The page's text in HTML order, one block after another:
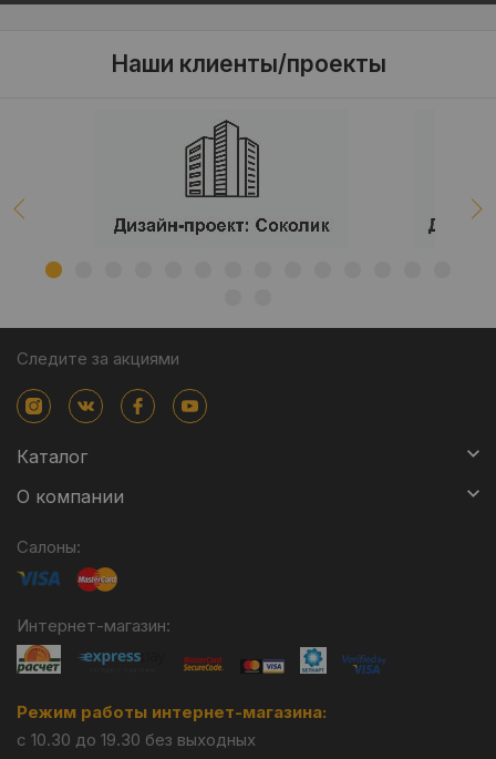
Наши клиенты/проекты
Следите за акциями
Каталог
О компании
Салоны:
Интернет-магазин:
Режим работы интернет-магазина:
с 10.30 до 19.30 без выходных